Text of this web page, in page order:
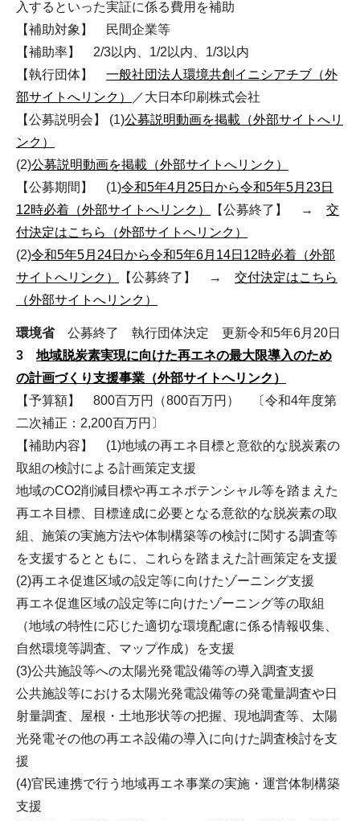
入するといった実証に係る費用を補助
【補助対象】 民間企業等
【補助率】 2/3以内、1/2以内、1/3以内
【執行団体】 一般社団法人環境共創イニシアチブ（外
部サイトへリンク）
／大日本印刷株式会社
【公募説明会】 (1)公募説明動画を掲載（外部サイトへリ
ンク）
(2)公募説明動画を掲載（外部サイトへリンク）
【公募期間】 (1)令和5年4月25日から令和5年5月23日
12時必着（外部サイトへリンク）
【公募終了】 → 交
付決定はこちら（外部サイトへリンク）
(2)令和5年5月24日から令和5年6月14日12時必着（外部
サイトへリンク）
【公募終了】 → 交付決定はこちら
（外部サイトへリンク）
環境省公募終了 執行団体決定 更新令和5年6月20日
3 地域脱炭素実現に向けた再エネの最大限導入のため
の計画づくり支援事業（外部サイトへリンク）
【予算額】 800百万円（800百万円） 〔令和4年度第
二次補正：2,200百万円〕
【補助内容】 (1)地域の再エネ目標と意欲的な脱炭素の
取組の検討による計画策定支援
地域のCO2削減目標や再エネポテンシャル等を踏まえた
再エネ目標、目標達成に必要となる意欲的な脱炭素の取
組、施策の実施方法や体制構築等の検討に関する調査等
を支援するとともに、これらを踏まえた計画策定を支援
(2)再エネ促進区域の設定等に向けたゾーニング支援
再エネ促進区域の設定等に向けたゾーニング等の取組
（地域の特性に応じた適切な環境配慮に係る情報収集、
自然環境等調査、マップ作成）を支援
(3)公共施設等への太陽光発電設備等の導入調査支援
公共施設等における太陽光発電設備等の発電量調査や日
射量調査、屋根・土地形状等の把握、現地調査等、太陽
光発電その他の再エネ設備の導入に向けた調査検討を支
援
(4)官民連携で行う地域再エネ事業の実施・運営体制構築
支援